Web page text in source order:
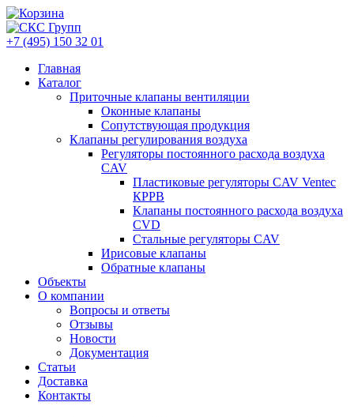
+7 (495) 150 32 01
Главная
Каталог
Приточные клапаны вентиляции
Оконные клапаны
Сопутствующая продукция
Клапаны регулирования воздуха
Регуляторы постоянного расхода воздуха
CAV
Пластиковые регуляторы CAV Ventec
КРРВ
Клапаны постоянного расхода воздуха
CVD
Стальные регуляторы CAV
Ирисовые клапаны
Обратные клапаны
Объекты
О компании
Вопросы и ответы
Отзывы
Новости
Документация
Статьи
Доставка
Контакты